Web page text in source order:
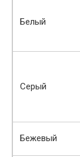
Белый
Серый
Бежевый